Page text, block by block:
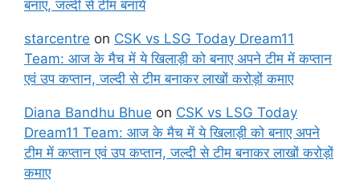
बनाएं, जल्दी से टीम बनाये
starcentre on CSK vs LSG Today Dream11
Team: आज के मैच में ये खिलाड़ी को बनाए अपने टीम में कप्तान
एवं उप कप्तान, जल्दी से टीम बनाकर लाखों करोड़ों कमाए
Diana Bandhu Bhue on CSK vs LSG Today
Dream11 Team: आज के मैच में ये खिलाड़ी को बनाए अपने
टीम में कप्तान एवं उप कप्तान, जल्दी से टीम बनाकर लाखों करोड़ों
कमाए